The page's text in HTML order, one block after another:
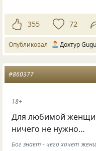
355 72
Опубликовал Дохтур
#860377
18+
Для любимой
ничего не нужно…
Бог знает - чего хочет